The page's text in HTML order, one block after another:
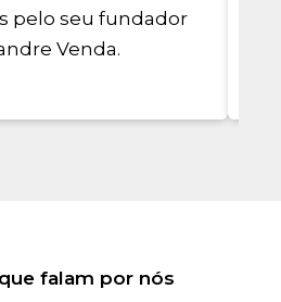
pelo seu fundador
Venda.
falam por nós